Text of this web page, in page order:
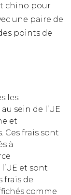
chino pour
une paire de
points de
les
sein de l’UE
et
Ces frais sont
à
et sont
frais de
comme